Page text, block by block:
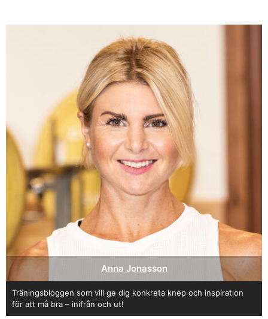
Anna Jonasson
Träningsbloggen som vill ge dig konkreta knep och inspiration
för att må bra – inifrån och ut!